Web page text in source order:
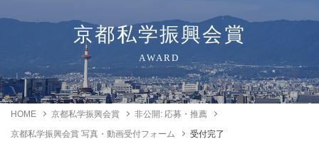
京都私学振興会賞
AWARD
HOME 京都私学振興会賞
非公開: 応募・推薦
京都私学振興会賞 写真・動画受付フォーム
受付完了